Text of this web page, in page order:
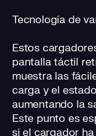
Tecnología de
Estos
pantalla táctil
muestra las
carga y el
aumentando la
Este punto es
si el cargador